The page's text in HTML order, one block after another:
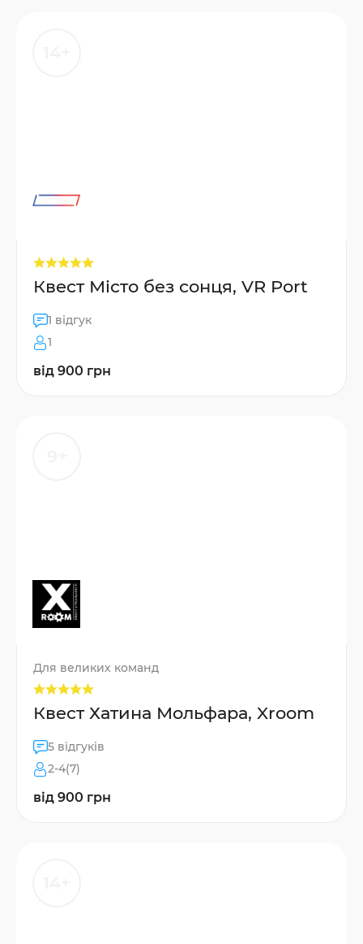
Квест Місто без сонця, VR Port
1 відгук
1
від 900 грн
Для великих команд
Квест Хатина Мольфара, Xroom
5 відгуків
2-4(7)
від 900 грн